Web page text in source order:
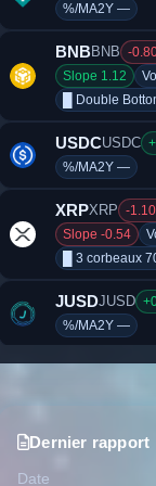
%/MA2Y —
BNBBNB -
Slope 1.12
█ Double
USDCUSDC
%/MA2Y —
XRPXRP -
Slope -0.54
█ 3 corbeaux
JUSDJUSD
%/MA2Y —
SOLSolana -
Dernier rapport
Date